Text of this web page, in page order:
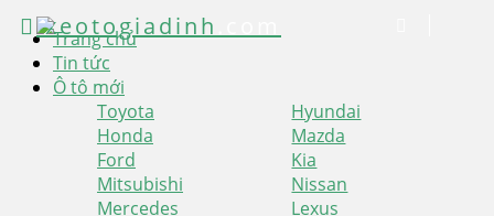
Trang chủ
Tin tức
Ô tô mới
Toyota
Hyundai
Honda
Mazda
Ford
Kia
Mitsubishi
Nissan
Mercedes
Lexus
xeotogiadinh